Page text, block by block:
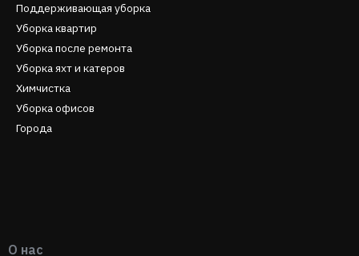
Поддерживающая уборка
Уборка квартир
Уборка после ремонта
Уборка яхт и катеров
Химчистка
Уборка офисов
Города
О нас